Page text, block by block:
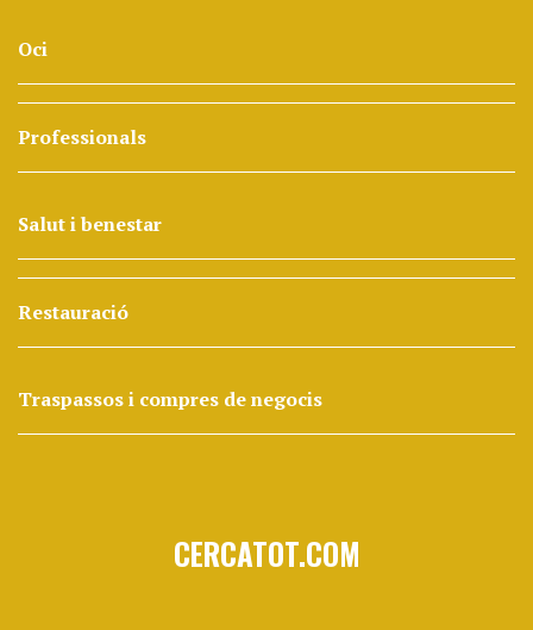
Oci
Professionals
Salut i benestar
Restauració
Traspassos i compres de negocis
CERCATOT.COM